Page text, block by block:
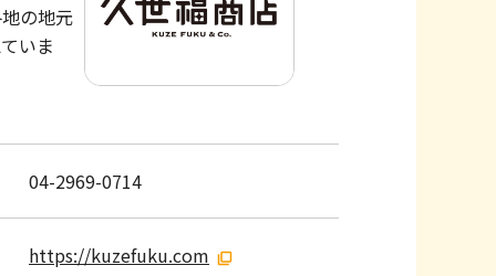
の地元
いま
04-2969-0714
https://kuzefuku.com